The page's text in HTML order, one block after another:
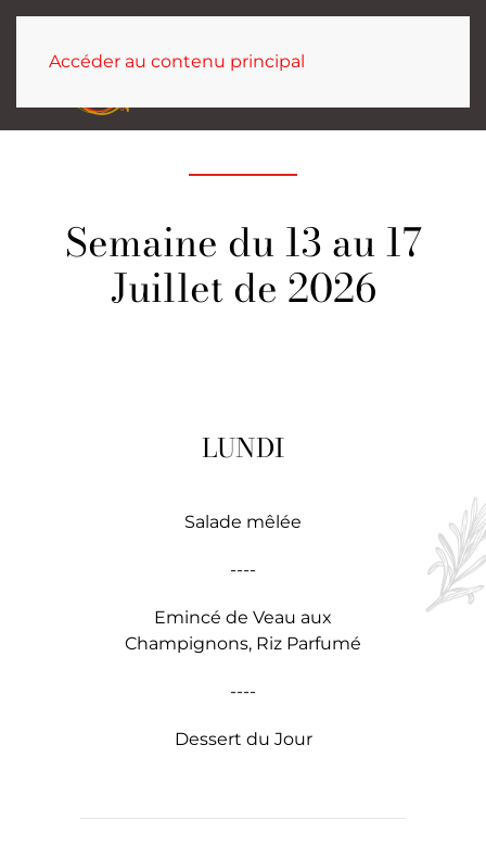
Accéder au contenu principal
Semaine du 13 au 17
Juillet de 2026
LUNDI
Salade mêlée
----
Emincé de Veau aux
Champignons, Riz Parfumé
----
Dessert du Jour